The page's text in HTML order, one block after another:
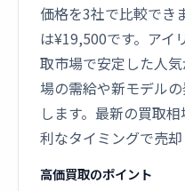
価格を3社で比較でき
は¥19,500です。アイ
取市場で安定した人
場の需給や新モデル
します。最新の買取
利なタイミングで売却
高価買取のポイント